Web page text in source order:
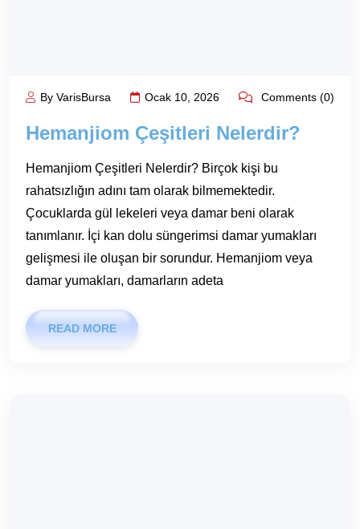
By VarisBursa Ocak 10, 2026 Comments (0)
Hemanjiom Çeşitleri Nelerdir?
Hemanjiom Çeşitleri Nelerdir? Birçok kişi bu
rahatsızlığın adını tam olarak bilmemektedir.
Çocuklarda gül lekeleri veya damar beni olarak
tanımlanır. İçi kan dolu süngerimsi damar yumakları
gelişmesi ile oluşan bir sorundur. Hemanjiom veya
damar yumakları, damarların adeta
READ MORE